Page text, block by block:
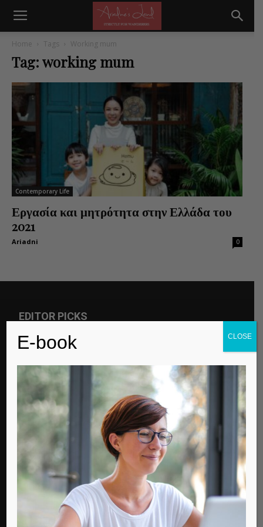
Home Tags Working mum
Tag: working mum
Contemporary Life
Εργασία και μητρότητα στην Ελλάδα του
2021
Ariadni 0
EDITOR PICKS
Μισός αιώνας ζωής
Contemporary Life
Ποιον τύπο Λυκείου να επιλέξω;
Contemporary Life
POPULAR POSTS
E-book CLOSE